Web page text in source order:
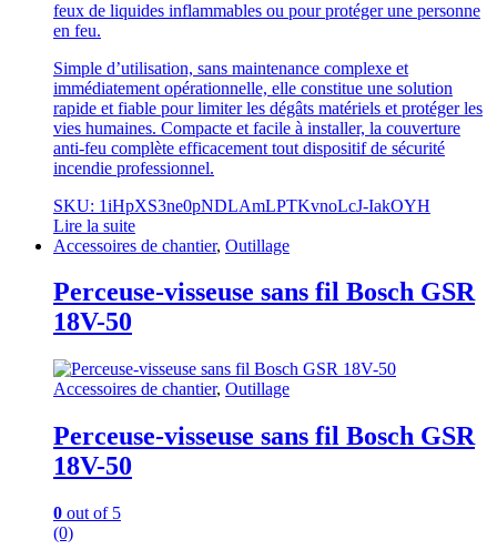
feux de liquides inflammables ou pour protéger une personne
en feu.
Simple d’utilisation, sans maintenance complexe et
immédiatement opérationnelle, elle constitue une solution
rapide et fiable pour limiter les dégâts matériels et protéger les
vies humaines. Compacte et facile à installer, la couverture
anti-feu complète efficacement tout dispositif de sécurité
incendie professionnel.
SKU: 1iHpXS3ne0pNDLAmLPTKvnoLcJ-IakOYH
Lire la suite
Accessoires de chantier, Outillage
Perceuse-visseuse sans fil Bosch GSR
18V-50
Accessoires de chantier, Outillage
Perceuse-visseuse sans fil Bosch GSR
18V-50
0 out of 5
(0)